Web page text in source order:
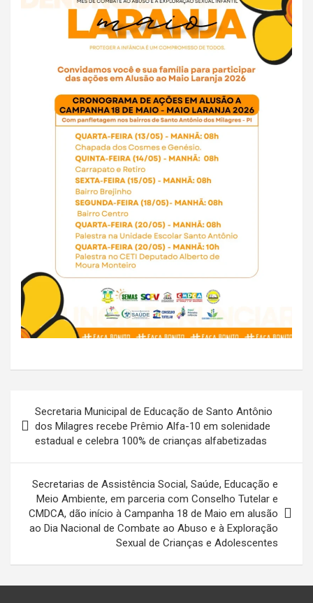
de
Post
Secretaria Municipal de Educação de Santo Antônio
dos Milagres recebe Prêmio Alfa-10 em solenidade
estadual e celebra 100% de crianças alfabetizadas
Secretarias de Assistência Social, Saúde, Educação e
Meio Ambiente, em parceria com Conselho Tutelar e
CMDCA, dão início à Campanha 18 de Maio em alusão
ao Dia Nacional de Combate ao Abuso e à Exploração
Sexual de Crianças e Adolescentes